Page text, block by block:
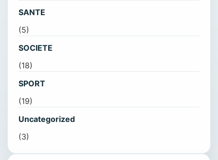
SANTE
(5)
SOCIETE
(18)
SPORT
(19)
Uncategorized
(3)